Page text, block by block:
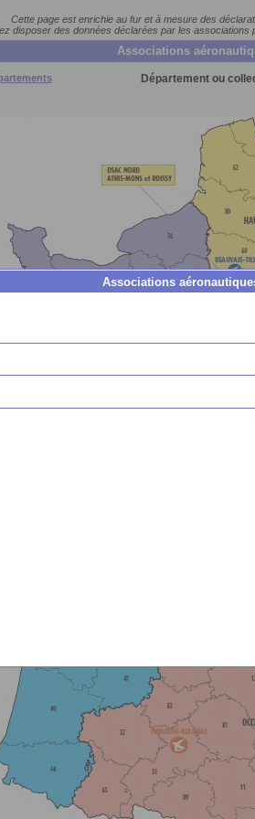
Cette page est enrichie au fur et à mesure des
disposer des données déclarées par les
Associations
Département ou
Associations